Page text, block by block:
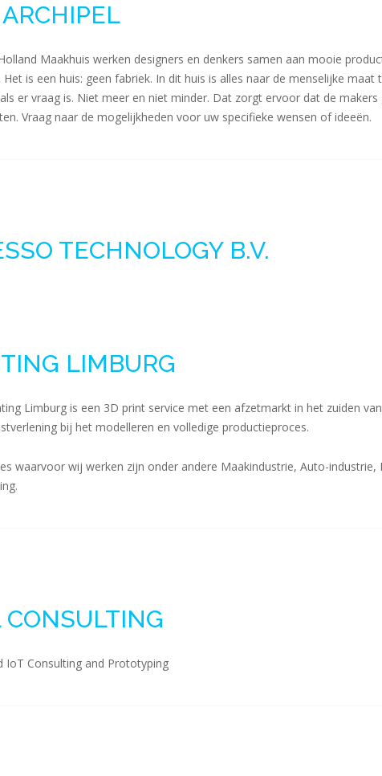
Maakhuis werken designers en denkers samen aan mooie
Het is een huis: geen fabriek. In dit huis is alles naar de menselijke
er vraag is. Niet meer en niet minder. Dat zorgt ervoor dat de
Vraag naar de mogelijkheden voor uw specifieke wensen of ideeën.
TECHNOLOGY B.V.
LIMBURG
Limburg is een 3D print service met een afzetmarkt in het zuiden
bij het modelleren en volledige productieproces.
waarvoor wij werken zijn onder andere Maakindustrie, Auto-
CONSULTING
IoT Consulting and Prototyping